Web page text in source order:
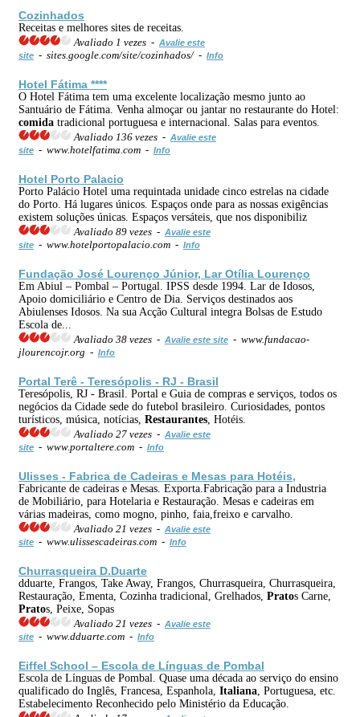
Cozinhados
Receitas e melhores sites de receitas.
Avaliado 1 vezes - Avalie este
site - sites.google.com/site/cozinhados/ - Info
Hotel Fátima ****
O Hotel Fátima tem uma excelente localização mesmo junto ao
Santuário de Fátima. Venha almoçar ou jantar no restaurante do Hotel:
comida tradicional portuguesa e internacional. Salas para eventos.
Avaliado 136 vezes - Avalie este
site - www.hotelfatima.com - Info
Hotel Porto Palacio
Porto Palácio Hotel uma requintada unidade cinco estrelas na cidade
do Porto. Há lugares únicos. Espaços onde para as nossas exigências
existem soluções únicas. Espaços versáteis, que nos disponibiliz
Avaliado 89 vezes - Avalie este
site - www.hotelportopalacio.com - Info
Fundação José Lourenço Júnior, Lar Otília Lourenço
Em Abiul – Pombal – Portugal. IPSS desde 1994. Lar de Idosos,
Apoio domiciliário e Centro de Dia. Serviços destinados aos
Abiulenses Idosos. Na sua Acção Cultural integra Bolsas de Estudo
Escola de...
Avaliado 38 vezes - Avalie este site - www.fundacao-
jlourencojr.org - Info
Portal Terê - Teresópolis - RJ - Brasil
Teresópolis, RJ - Brasil. Portal e Guia de compras e serviços, todos os
negócios da Cidade sede do futebol brasileiro. Curiosidades, pontos
turísticos, música, notícias, Restaurantes , Hotéis.
Avaliado 27 vezes - Avalie este
site - www.portaltere.com - Info
Ulisses - Fabrica de Cadeiras e Mesas para Hotéis,
Fabricante de cadeiras e Mesas. Exporta.Fabricação para a Industria
de Mobiliário, para Hotelaria e Restauração. Mesas e cadeiras em
várias madeiras, como mogno, pinho, faia,freixo e carvalho.
Avaliado 21 vezes - Avalie este
site - www.ulissescadeiras.com - Info
Churrasqueira D.Duarte
dduarte, Frangos, Take Away, Frangos, Churrasqueira, Churrasqueira,
Restauração, Ementa, Cozinha tradicional, Grelhados, Pratos Carne,
Pratos, Peixe, Sopas
Avaliado 21 vezes - Avalie este
site - www.dduarte.com - Info
Eiffel School – Escola de Línguas de Pombal
Escola de Línguas de Pombal. Quase uma década ao serviço do ensino
qualificado do Inglês, Francesa, Espanhola, Italiana , Portuguesa, etc.
Estabelecimento Reconhecido pelo Ministério da Educação.